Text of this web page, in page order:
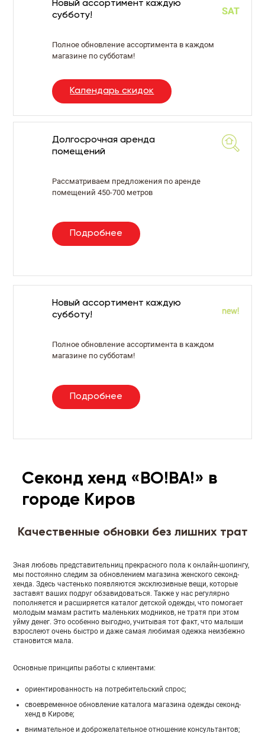
Новый ассортимент каждую
субботу!
Полное обновление ассортимента в каждом
магазине по субботам!
Календарь скидок
Долгосрочная аренда
помещений
Рассматриваем предложения по аренде
помещений 450-700 метров
Подробнее
Новый ассортимент каждую
субботу!
Полное обновление ассортимента в каждом
магазине по субботам!
Подробнее
Секонд хенд «ВО!ВА!» в
городе Киров
Качественные обновки без лишних трат
Зная любовь представительниц прекрасного пола к онлайн-шопингу,
мы постоянно следим за обновлением магазина женского секонд-
хенда. Здесь частенько появляются эксклюзивные вещи, которые
заставят ваших подруг обзавидоваться. Также у нас регулярно
пополняется и расширяется каталог детской одежды, что помогает
молодым мамам растить маленьких модников, не тратя при этом
уйму денег. Это особенно выгодно, учитывая тот факт, что малыши
взрослеют очень быстро и даже самая любимая одежка неизбежно
становится мала.
Основные принципы работы с клиентами:
ориентированность на потребительский спрос;
своевременное обновление каталога магазина одежды секонд-
хенд в Кирове;
внимательное и доброжелательное отношение консультантов;